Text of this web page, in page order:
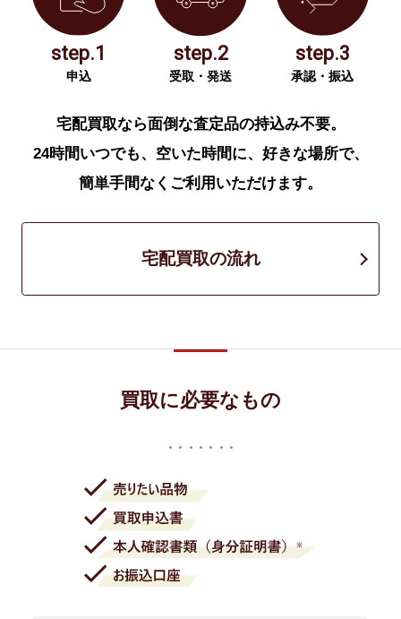
step.1
申込
step.2
受取・発送
step.3
承認・振込
宅配買取なら面倒な査定品の持込み不要。
24時間いつでも、空いた時間に、好きな場所で、
簡単手間なくご利用いただけます。
宅配買取の流れ
買取に必要なもの